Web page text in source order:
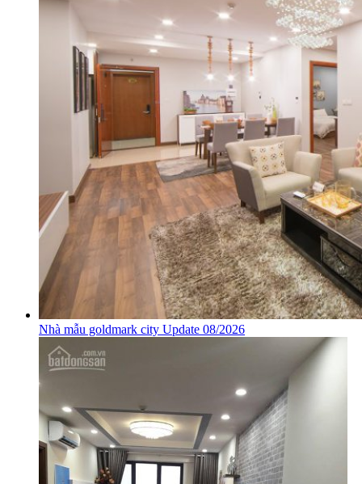
Nhà mẫu goldmark city Update 08/2026